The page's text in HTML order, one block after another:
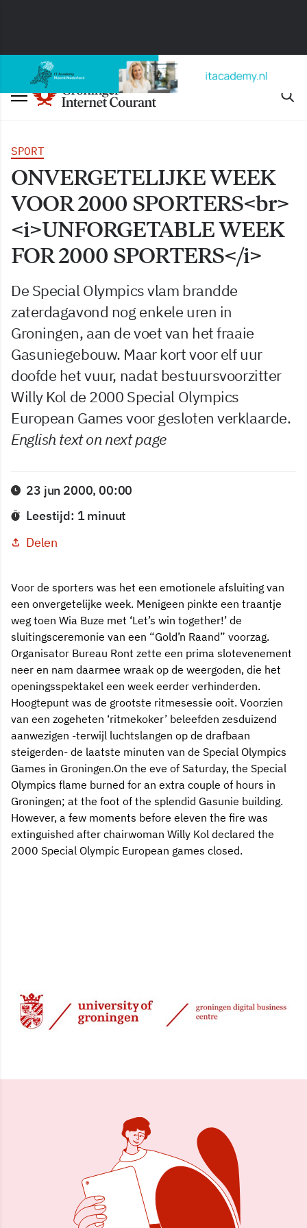
SPORT
ONVERGETELIJKE WEEK
VOOR 2000 SPORTERS<br>
<i>UNFORGETABLE WEEK
FOR 2000 SPORTERS</i>
De Special Olympics vlam brandde
zaterdagavond nog enkele uren in
Groningen, aan de voet van het fraaie
Gasuniegebouw. Maar kort voor elf uur
doofde het vuur, nadat bestuursvoorzitter
Willy Kol de 2000 Special Olympics
European Games voor gesloten verklaarde.
English text on next page
23 jun 2000, 00:00
Leestijd: 1 minuut
Delen
Voor de sporters was het een emotionele afsluiting van
een onvergetelijke week. Menigeen pinkte een traantje
weg toen Wia Buze met ‘Let’s win together!’ de
sluitingsceremonie van een “Gold’n Raand” voorzag.
Organisator Bureau Ront zette een prima slotevenement
neer en nam daarmee wraak op de weergoden, die het
openingsspektakel een week eerder verhinderden.
Hoogtepunt was de grootste ritmesessie ooit. Voorzien
van een zogeheten ‘ritmekoker’ beleefden zesduizend
aanwezigen -terwijl luchtslangen op de drafbaan
steigerden- de laatste minuten van de Special Olympics
Games in Groningen.On the eve of Saturday, the Special
Olympics flame burned for an extra couple of hours in
Groningen; at the foot of the splendid Gasunie building.
However, a few moments before eleven the fire was
extinguished after chairwoman Willy Kol declared the
2000 Special Olympic European games closed.
23 jun 2000, 00:00